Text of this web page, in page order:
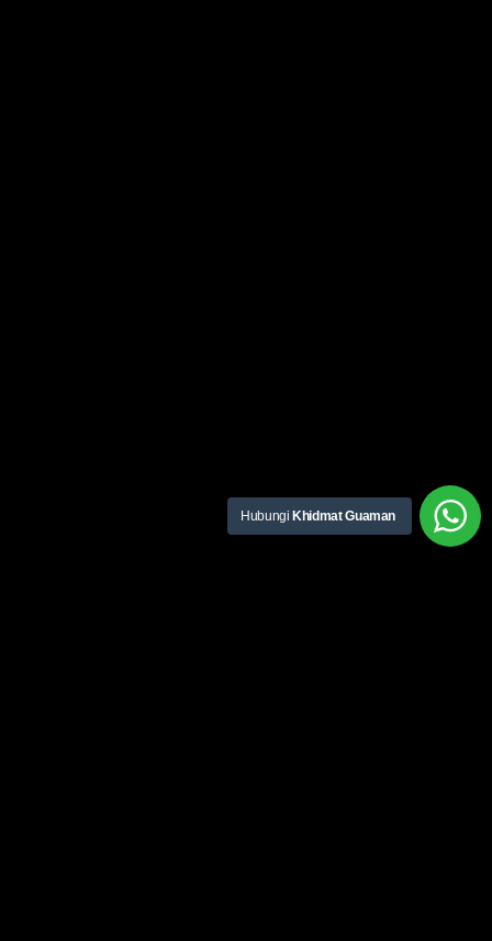
Hubungi Khidmat Guaman